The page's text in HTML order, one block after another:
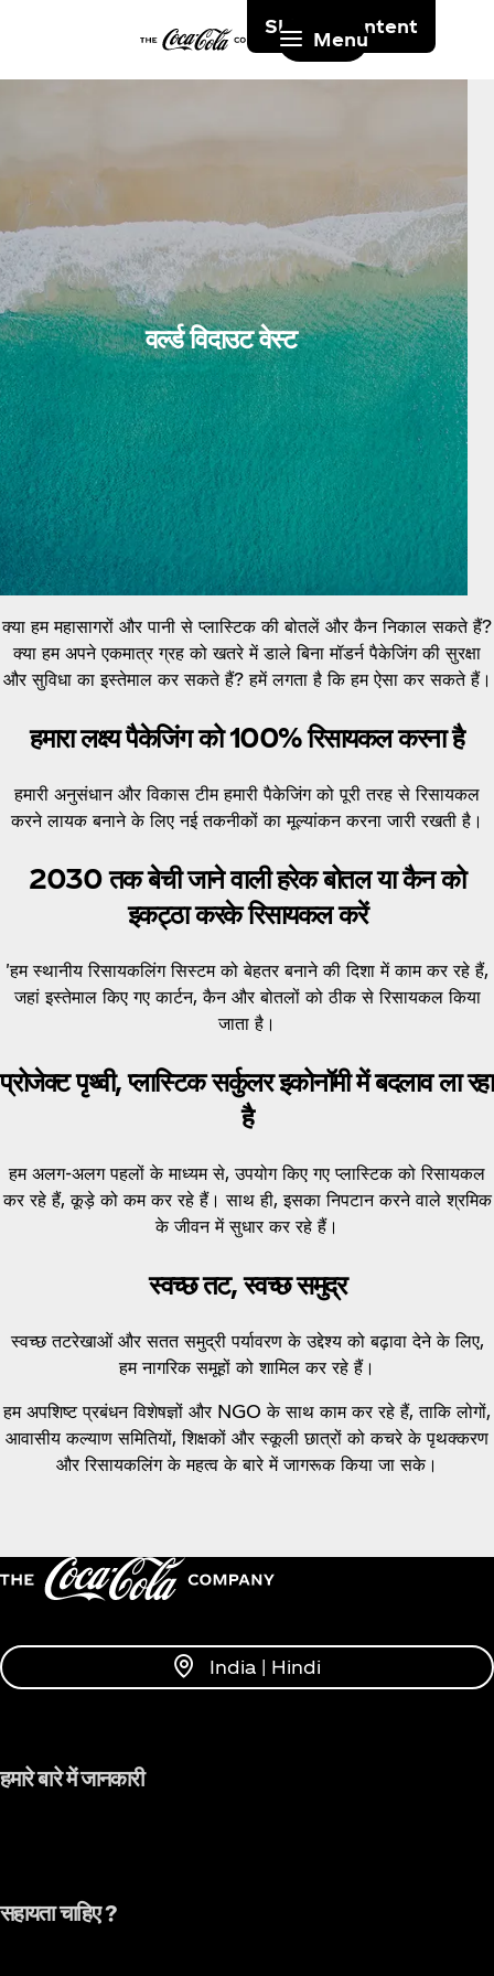
Skip to content
Menu
वर्ल्ड विदाउट वेस्ट
क्या हम महासागरों और पानी से प्लास्टिक की बोतलें और कैन निकाल सकते हैं?
क्या हम अपने एकमात्र ग्रह को खतरे में डाले बिना मॉडर्न पैकेजिंग की सुरक्षा
और सुविधा का इस्तेमाल कर सकते हैं? हमें लगता है कि हम ऐसा कर सकते हैं।
हमारा लक्ष्य पैकेजिंग को 100% रिसायकल करना है
हमारी अनुसंधान और विकास टीम हमारी पैकेजिंग को पूरी तरह से रिसायकल
करने लायक बनाने के लिए नई तकनीकों का मूल्यांकन करना जारी रखती है।
2030 तक बेची जाने वाली हरेक बोतल या कैन को
इकट्ठा करके रिसायकल करें
'हम स्थानीय रिसायकलिंग सिस्टम को बेहतर बनाने की दिशा में काम कर रहे हैं,
जहां इस्तेमाल किए गए कार्टन, कैन और बोतलों को ठीक से रिसायकल किया
जाता है।
प्रोजेक्ट पृथ्वी, प्लास्टिक सर्कुलर इकोनॉमी में बदलाव ला रहा
है
हम अलग-अलग पहलों के माध्यम से, उपयोग किए गए प्लास्टिक को रिसायकल
कर रहे हैं, कूड़े को कम कर रहे हैं। साथ ही, इसका निपटान करने वाले श्रमिक
के जीवन में सुधार कर रहे हैं।
स्वच्छ तट, स्वच्छ समुद्र
स्वच्छ तटरेखाओं और सतत समुद्री पर्यावरण के उद्देश्य को बढ़ावा देने के लिए,
हम नागरिक समूहों को शामिल कर रहे हैं।
हम अपशिष्ट प्रबंधन विशेषज्ञों और NGO के साथ काम कर रहे हैं, ताकि लोगों,
आवासीय कल्याण समितियों, शिक्षकों और स्कूली छात्रों को कचरे के पृथक्करण
और रिसायकलिंग के महत्व के बारे में जागरूक किया जा सके।
India | Hindi
हमारे बारे में जानकारी
सहायता चाहिए ?